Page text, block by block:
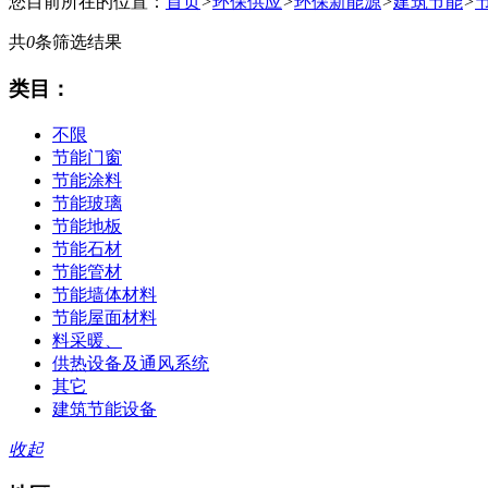
共0条筛选结果
类目：
不限
节能门窗
节能涂料
节能玻璃
节能地板
节能石材
节能管材
节能墙体材料
节能屋面材料
料采暖、
供热设备及通风系统
其它
建筑节能设备
收起